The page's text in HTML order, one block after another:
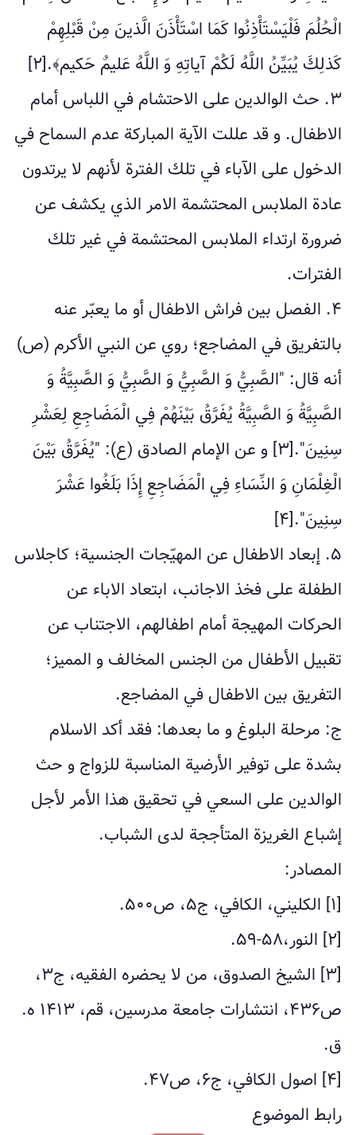
الْحُلُمَ فَلْيَسْتَأْذِنُوا كَمَا اسْتَأْذَنَ الَّذينَ مِنْ قَبْلِهِمْ
كَذلِكَ يُبَيِّنُ اللَّهُ لَكُمْ آياتِهِ وَ اللَّهُ عَليمٌ حَكيم‏﴾.[٢]
۳. حث الوالدين على الاحتشام في اللباس أمام
الاطفال. و قد عللت الآية المباركة عدم السماح في
الدخول على الآباء في تلك الفترة لأنهم لا يرتدون
عادة الملابس المحتشمة الامر الذي يكشف عن
ضرورة ارتداء الملابس المحتشمة في غير تلك
الفترات.
۴. الفصل بين فراش الاطفال أو ما يعبّر عنه
بالتفريق في المضاجع؛ روي عن النبي الأكرم (ص)
أنه قال: "الصَّبِيُّ وَ الصَّبِيُّ وَ الصَّبِيُّ وَ الصَّبِيَّةُ وَ
الصَّبِيَّةُ وَ الصَّبِيَّةُ يُفَرَّقُ بَيْنَهُمْ فِي الْمَضَاجِعِ لِعَشْرِ
سِنِينَ".[۳] و عن الإمام الصادق (ع): "يُفَرَّقُ بَيْنَ
الْغِلْمَانِ وَ النِّسَاءِ فِي الْمَضَاجِعِ إِذَا بَلَغُوا عَشْرَ
سِنِينَ".[۴]
۵. إبعاد الاطفال عن المهيّجات الجنسية؛ كاجلاس
الطفلة على فخذ الاجانب، ابتعاد الاباء عن
الحركات المهيجة أمام اطفالهم، الاجتناب عن
تقبيل الأطفال من الجنس المخالف و المميز؛
التفريق بين الاطفال في المضاجع.
ج: مرحلة البلوغ و ما بعدها: فقد أكد الاسلام
بشدة على توفير الأرضية المناسبة للزواج و حث
الوالدين على السعي في تحقيق هذا الأمر لأجل
إشباع الغريزة المتأججة لدى الشباب.
المصادر:
[۱] الكليني، الكافي، ج۵، ص۵۰۰.
[٢] النور،۵۸-۵۹.
[۳] الشيخ الصدوق، من لا يحضره الفقيه، ج۳،
ص۴۳۶، انتشارات جامعة مدرسين، قم، ۱۴۱۳ ه.
ق.
[۴] اصول الكافي، ج۶، ص۴۷.
رابط الموضوع